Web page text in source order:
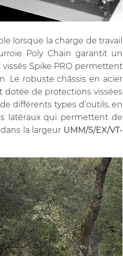
lorsque la charge de travail
Poly Chain garantit un
Spike PRO permettent
Le robuste châssis en acier
de protections vissées
différents types d’outils, en
latéraux qui permettent de
la largeur UMM/S/EX/VT-